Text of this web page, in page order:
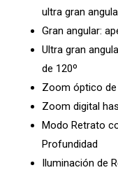
ultra gran
Gran angular:
Ultra gran
de 120º
Zoom óptico
Zoom digital
Modo Retrato
Profundidad
Iluminación de